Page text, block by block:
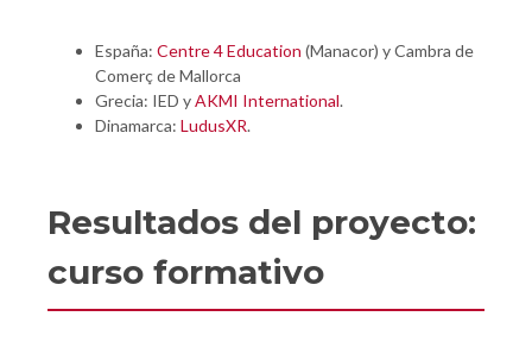
España: Centre 4 Education (Manacor) y Cambra de
Comerç de Mallorca
Grecia: IED yAKMI International.
Dinamarca: LudusXR.
Resultados del proyecto:
curso formativo